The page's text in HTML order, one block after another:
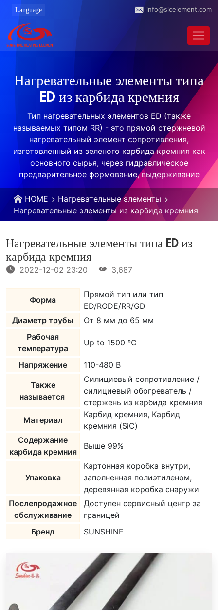
info@sicelement.com
Нагревательные элементы типа
ED из карбида кремния
Тип нагревательных элементов ED (также
называемых типом RR) - это прямой стержневой
нагревательный элемент сопротивления,
изготовленный из зеленого карбида кремния как
основного сырья, через гидравлическое
предварительное формование, выдерживание
HOME
Нагревательные элементы
Нагревательные элементы из карбида кремния
Нагревательные элементы типа ED из
карбида кремния
2022-12-02 23:20 3,687
Форма
Прямой тип или тип
ED/RODE/RR/GD
Диаметр трубы
От 8 мм до 65 мм
Рабочая
температура
Up to 1500 ℃
Напряжение 110-480 В
Также
называется
Силициевый сопротивление /
силициевый обогреватель /
стержень из карбида кремния
Материал
Карбид кремния, Карбид
кремния (SiC)
Содержание
карбида кремния
Выше 99%
Упаковка
Картонная коробка внутри,
заполненная полиэтиленом,
деревянная коробка снаружи
Послепродажное
обслуживание
Доступен сервисный центр за
границей
Бренд
SUNSHINE